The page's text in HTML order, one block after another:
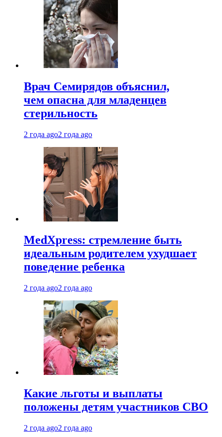
Врач Семирядов объяснил,
чем опасна для младенцев
стерильность
2 года ago2 года ago
MedXpress: стремление быть
идеальным родителем ухудшает
поведение ребенка
2 года ago2 года ago
Какие льготы и выплаты
положены детям участников СВО
2 года ago2 года ago